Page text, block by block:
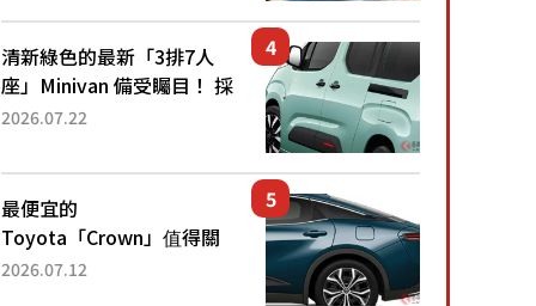
為何能迅速熱賣？
清新綠色的最新「3排7人
座」Minivan 備受矚目！ 採
用全長4.7公尺剛剛好的車
還推出467萬元日圓起的5
人座版...
2026.07.22
最便宜的
Toyota「Crown」值得關
注！ 搭載4WD、每公升
2026.07.12